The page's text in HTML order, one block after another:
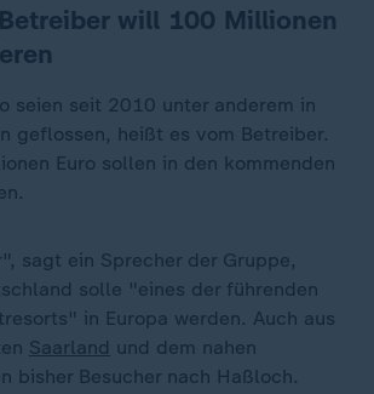
will 100 Millionen
seien seit 2010 unter anderem in
geflossen, heißt es vom Betreiber.
Euro sollen in den kommenden
sagt ein Sprecher der Gruppe,
solle "eines der führenden
in Europa werden. Auch aus
Saarland und dem nahen
bisher Besucher nach Haßloch.